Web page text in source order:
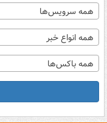
همه سرویس‌ها
همه انواع خبر
همه باکس‌ها